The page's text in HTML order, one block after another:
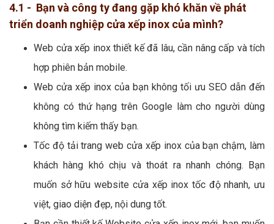
4.1 - Bạn và công ty đang gặp khó khăn về phát
triển doanh nghiệp cửa xếp inox của mình?
Web cửa xếp inox thiết kế đã lâu, cần nâng cấp và tích
hợp phiên bản mobile.
Web cửa xếp inox của bạn không tối ưu SEO dẫn đến
không có thứ hạng trên Google làm cho người dùng
không tìm kiếm thấy bạn.
Tốc độ tải trang web cửa xếp inox của bạn chậm, làm
khách hàng khó chịu và thoát ra nhanh chóng. Bạn
muốn sở hữu website cửa xếp inox tốc độ nhanh, ưu
việt, giao diện đẹp, nội dung tốt.